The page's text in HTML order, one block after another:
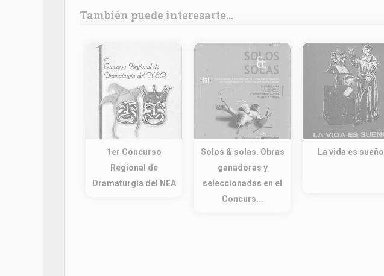
También puede interesarte...
1er Concurso
Regional de
Dramaturgia del NEA
Solos & solas. Obras
ganadoras y
seleccionadas en el
Concurs...
La vida es sueño